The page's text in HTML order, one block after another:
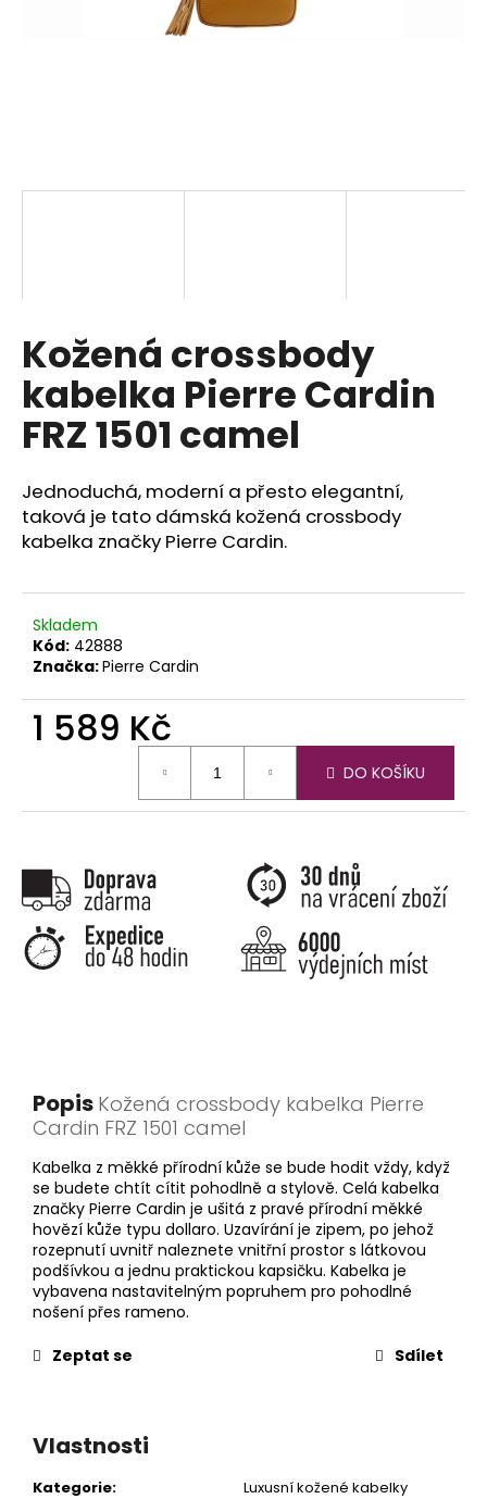
Kožená crossbody
kabelka Pierre Cardin
FRZ 1501 camel
Jednoduchá, moderní a přesto elegantní,
taková je tato dámská kožená crossbody
kabelka značky Pierre Cardin.
Skladem
Kód: 42888
Značka:Pierre Cardin
1 589 Kč
DO KOŠÍKU
Popis Kožená crossbody kabelka Pierre
Cardin FRZ 1501 camel
Kabelka z měkké přírodní kůže se bude hodit vždy, když
se budete chtít cítit pohodlně a stylově. Celá kabelka
značky Pierre Cardin je ušitá z pravé přírodní měkké
hovězí kůže typu dollaro. Uzavírání je zipem, po jehož
rozepnutí uvnitř naleznete vnitřní prostor s látkovou
podšívkou a jednu praktickou kapsičku. Kabelka je
vybavena nastavitelným popruhem pro pohodlné
nošení přes rameno.
Zeptat se
Sdílet
Vlastnosti
Kategorie:
Luxusní kožené kabelky
D
o
p
o
r
č
u
j
m